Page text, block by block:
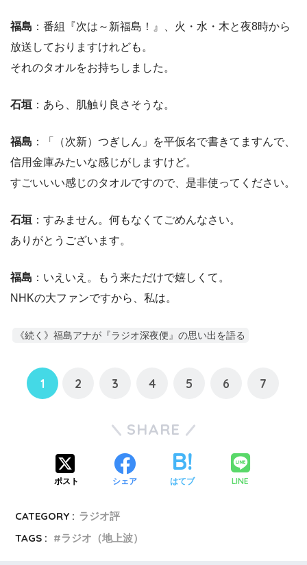
福島 ：番組『次は～新福島！』、火・水・木と夜8時から
放送しておりますけれども。
それのタオルをお持ちしました。
石垣 ：あら、肌触り良さそうな。
福島 ：「（次新）つぎしん」を平仮名で書きてますんで、
信用金庫みたいな感じがしますけど。
すごいいい感じのタオルですので、是非使ってください。
石垣 ：すみません。何もなくてごめんなさい。
ありがとうございます。
福島 ：いえいえ。もう来ただけで嬉しくて。
NHKの大ファンですから、私は。
《続く》福島アナが『ラジオ深夜便』の思い出を語る
1 2 3 4 5 6 7
SHARE
ポスト シェア はてブ LINE
CATEGORY : ラジオ評
TAGS :
ラジオ（地上波）